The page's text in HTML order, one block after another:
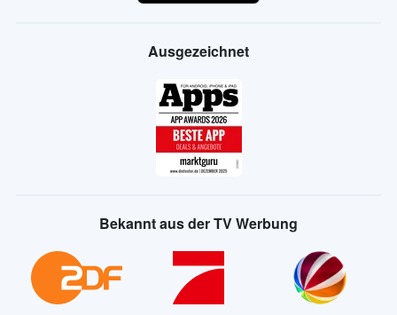
Ausgezeichnet
Bekannt aus der TV Werbung